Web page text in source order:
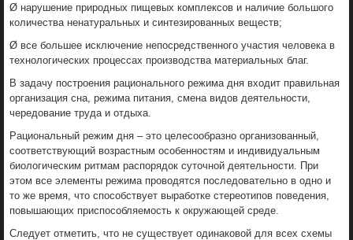
Ø нарушение природных пищевых комплексов и наличие большого
количества ненатуральных и синтезированных веществ;
Ø все большее исключение непосредственного участия человека в
технологических процессах производства материальных благ.
В задачу построения рационального режима дня входит правильная
организация сна, режима питания, смена видов деятельности,
чередование труда и отдыха.
Рациональный режим дня – это целесообразно организованный,
соответствующий возрастным особенностям и индивидуальным
биологическим ритмам распорядок суточной деятельности. При
этом все элементы режима проводятся последовательно в одно и
то же время, что способствует выработке стереотипов поведения,
повышающих приспособляемость к окружающей среде.
Следует отметить, что не существует одинаковой для всех схемы